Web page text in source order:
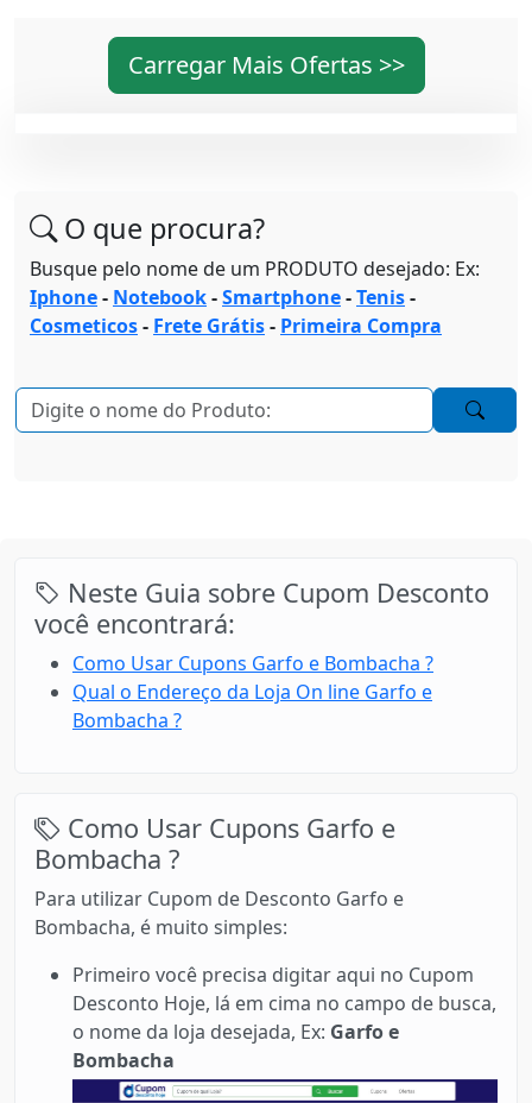
Carregar Mais Ofertas >>
O que procura?
Busque pelo nome de um PRODUTO desejado: Ex:
Iphone- Notebook-Smartphone-Tenis-
Cosmeticos- Frete Grátis- Primeira Compra
Neste Guia sobre Cupom Desconto
você encontrará:
Como Usar Cupons Garfo e Bombacha ?
Qual o Endereço da Loja On line Garfo e
Bombacha ?
Como Usar Cupons Garfo e
Bombacha ?
Para utilizar Cupom de Desconto Garfo e
Bombacha, é muito simples:
Primeiro você precisa digitar aqui no Cupom
Desconto Hoje, lá em cima no campo de busca,
o nome da loja desejada, Ex: Garfo e
Bombacha